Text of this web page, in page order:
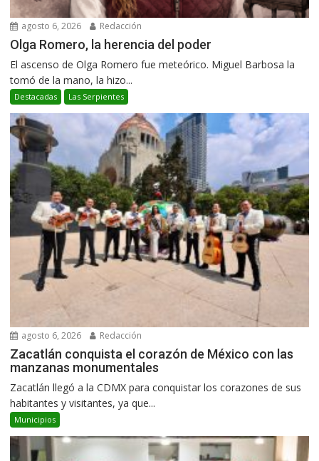
agosto 6, 2026 Redacción
Olga Romero, la herencia del poder
El ascenso de Olga Romero fue meteórico. Miguel Barbosa la
tomó de la mano, la hizo...
Destacadas Las Serpientes
agosto 6, 2026 Redacción
Zacatlán conquista el corazón de México con las
manzanas monumentales
Zacatlán llegó a la CDMX para conquistar los corazones de sus
habitantes y visitantes, ya que...
Municipios